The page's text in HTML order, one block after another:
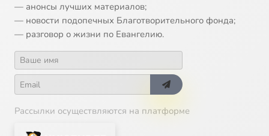
— анонсы лучших материалов;
— новости подопечных Благотворительного фонда;
— разговор о жизни по Евангелию.
Рассылки осуществляются на платформе